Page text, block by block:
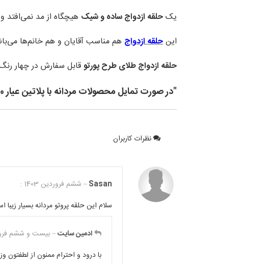
یکحلقه ازدواج ساده و شیک هیچگاه از مد
اینحلقه ازدواج هم مناسب آقایان و هم خانم‌ها
حلقه ازدواج طلای طرح پورتوقابل سفارش در چهار
"در صورت تمایل محصولات مردانه با پلاتین عیار 950 قابل سفارش می باشند."
نظرات کاربران
Sasan– ششم فروردین 1403 :
سلام این حلقه پروتو مردانه بسیار
ادمین سایت– بیست و ششم
با درود و احترام ممنون از